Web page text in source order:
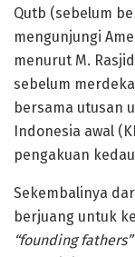
Qutb (sebelum
mengunjungi
menurut M.
sebelum
bersama utusan
Indonesia awal
pengakuan
Sekembalinya
berjuang untuk
“founding fathers”